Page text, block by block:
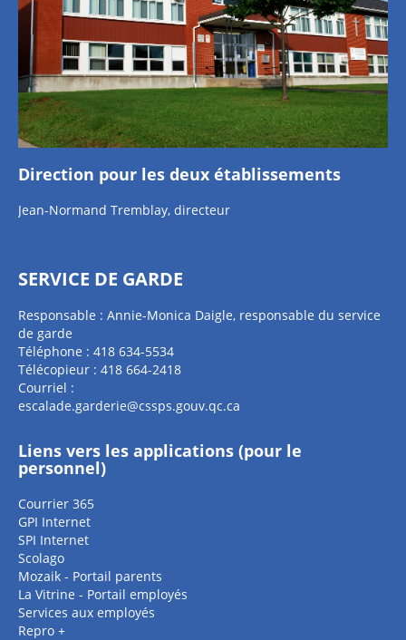
Direction pour les deux établissements
Jean-Normand Tremblay, directeur
SERVICE DE GARDE
Responsable : Annie-Monica Daigle, responsable du service
de garde
Téléphone : 418 634-5534
Télécopieur : 418 664-2418
Courriel :
escalade.garderie@cssps.gouv.qc.ca
Liens vers les applications (pour le
personnel)
Courrier 365
GPI Internet
SPI Internet
Scolago
Mozaik - Portail parents
La Vitrine - Portail employés
Services aux employés
Repro +